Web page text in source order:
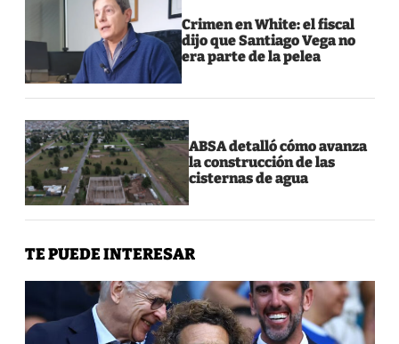
Crimen en White: el fiscal
dijo que Santiago Vega no
era parte de la pelea
ABSA detalló cómo avanza
la construcción de las
cisternas de agua
TE PUEDE INTERESAR